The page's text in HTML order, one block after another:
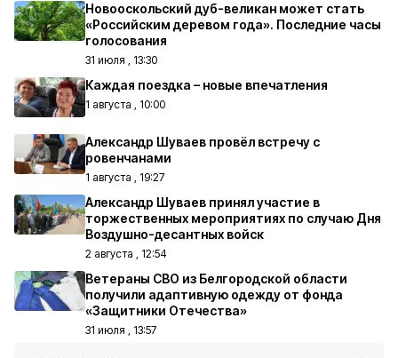
Новооскольский дуб-великан может стать
«Российским деревом года». Последние часы
голосования
31 июля , 13:30
Каждая поездка – новые впечатления
1 августа , 10:00
Александр Шуваев провёл встречу с
ровенчанами
1 августа , 19:27
Александр Шуваев принял участие в
торжественных мероприятиях по случаю Дня
Воздушно-десантных войск
2 августа , 12:54
Ветераны СВО из Белгородской области
получили адаптивную одежду от фонда
«Защитники Отечества»
31 июля , 13:57